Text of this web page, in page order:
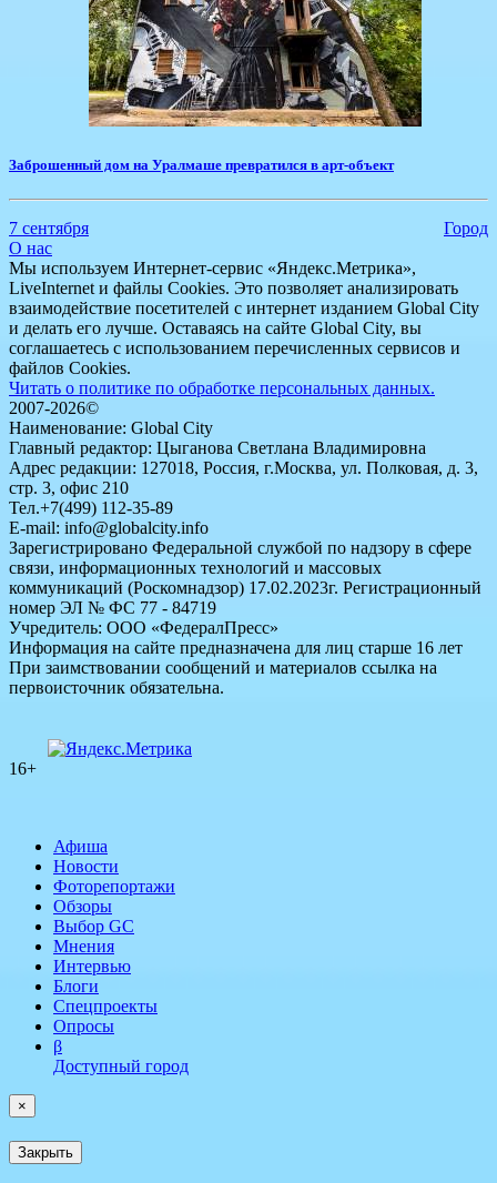
Заброшенный дом на Уралмаше превратился в арт-объект
7 сентября
Город
О нас
Мы используем Интернет-сервис «Яндекс.Метрика»,
LiveInternet и файлы Cookies. Это позволяет анализировать
взаимодействие посетителей с интернет изданием Global City
и делать его лучше. Оставаясь на сайте Global City, вы
соглашаетесь с использованием перечисленных сервисов и
файлов Cookies.
Читать о политике по обработке персональных данных.
2007-2026©
Наименование: Global City
Главный редактор: Цыганова Светлана Владимировна
Адрес редакции: 127018, Россия, г.Москва, ул. Полковая, д. 3,
стр. 3, офис 210
Тел.+7(499) 112-35-89
E-mail: info@globalcity.info
Зарегистрировано Федеральной службой по надзору в сфере
связи, информационных технологий и массовых
коммуникаций (Роскомнадзор) 17.02.2023г. Регистрационный
номер ЭЛ № ФС 77 - 84719
Учредитель: ООО «ФедералПресс»
Информация на сайте предназначена для лиц старше 16 лет
При заимствовании сообщений и материалов ссылка на
первоисточник обязательна.
16+
Афиша
Новости
Фоторепортажи
Обзоры
Выбор GC
Мнения
Интервью
Блоги
Спецпроекты
Опросы
β
Доступный город
×
Закрыть